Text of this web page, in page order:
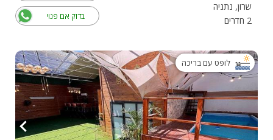
שרון, נתניה
2 חדרים
בדוק אם פנוי
לופט עם בריכה